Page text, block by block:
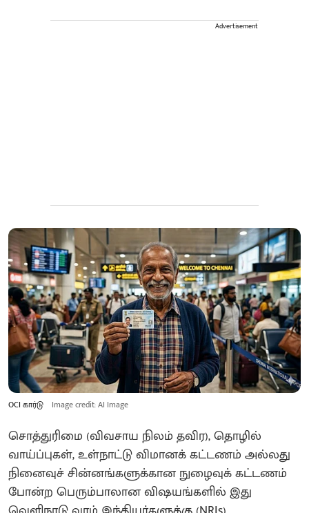
Advertisement
OCI கார்டு Image credit: AI Image
சொத்துரிமை (விவசாய நிலம் தவிர), தொழில்
வாய்ப்புகள், உள்நாட்டு விமானக் கட்டணம் அல்லது
நினைவுச் சின்னங்களுக்கான நுழைவுக் கட்டணம்
போன்ற பெரும்பாலான விஷயங்களில் இது